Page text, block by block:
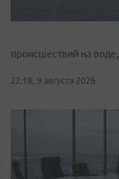
происшествий на
22:18, 9 августа 2026